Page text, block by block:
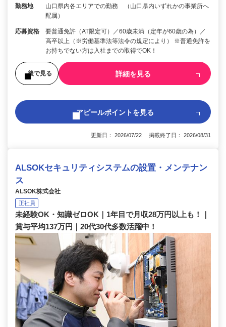
勤務地
山口県内各エリアでの勤務 （山口県内いずれかの事業所へ
配属）
応募資格
要普通免許（AT限定可）／60歳未満（定年が60歳の為）／
高卒以上（※労働基準法等法令の規定により） ※普通免許を
お持ちでない方は入社までの取得でOK！
後で見る 詳細を見る
アピールポイントを見る
更新日： 2026/07/22 掲載終了日： 2026/08/31
ALSOKセキュリティシステムの設置・メンテナン
ス
ALSOK株式会社
正社員
未経験OK・知識ゼロOK｜1年目で月収28万円以上も！｜
賞与平均137万円｜20代30代多数活躍中！